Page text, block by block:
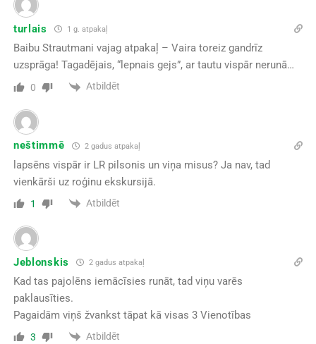
turlais 1 g. atpakaļ
Baibu Strautmani vajag atpakaļ – Vaira toreiz gandrīz
uzsprāga! Tagadējais, “lepnais gejs”, ar tautu vispār nerunā…
0 Atbildēt
neštimmē 2 gadus atpakaļ
lapsēns vispār ir LR pilsonis un viņa misus? Ja nav, tad
vienkārši uz roģinu ekskursijā.
1 Atbildēt
Jeblonskis 2 gadus atpakaļ
Kad tas pajolēns iemācīsies runāt, tad viņu varēs
paklausīties.
Pagaidām viņš žvankst tāpat kā visas 3 Vienotības
3 Atbildēt